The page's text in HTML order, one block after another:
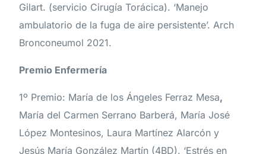
Gilart. (servicio Cirugía Torácica). ‘Manejo
ambulatorio de la fuga de aire persistente’. Arch
Bronconeumol 2021.
Premio Enfermería
1º Premio: María de los Ángeles Ferraz Mesa,
María del Carmen Serrano Barberá, María José
López Montesinos, Laura Martínez Alarcón y
Jesús María González Martín (4BD). ‘Estrés en